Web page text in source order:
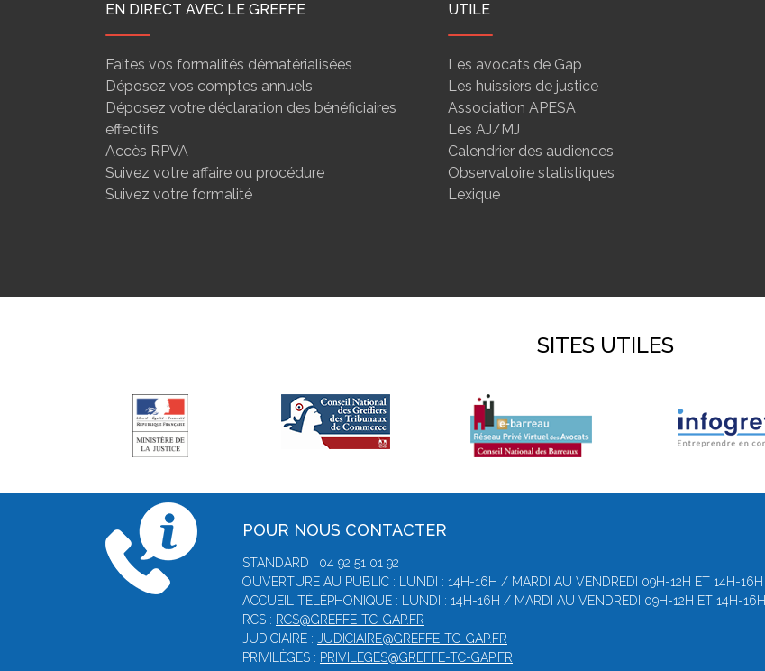
EN DIRECT AVEC LE GREFFE
Faites vos formalités dématérialisées
Déposez vos comptes annuels
Déposez votre déclaration des bénéficiaires
effectifs
Accès RPVA
Suivez votre affaire ou procédure
Suivez votre formalité
UTILE
Les avocats de Gap
Les huissiers de justice
Association APESA
Les AJ/MJ
Calendrier des audiences
Observatoire statistiques
Lexique
SITES UTILES
POUR NOUS CONTACTER
STANDARD : 04 92 51 01 92
OUVERTURE AU PUBLIC : LUNDI : 14H-16H / MARDI AU VENDREDI 09H-12H ET 14H-16H
ACCUEIL TÉLÉPHONIQUE : LUNDI : 14H-16H / MARDI AU VENDREDI 09H-12H ET 14H-16H
RCS : RCS@GREFFE-TC-GAP.FR
JUDICIAIRE : JUDICIAIRE@GREFFE-TC-GAP.FR
PRIVILÈGES : PRIVILEGES@GREFFE-TC-GAP.FR